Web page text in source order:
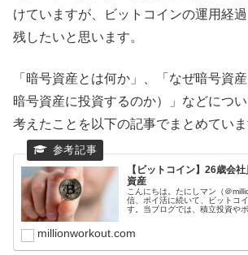
けていますが、ビットコインの運用経
残したいと思います。
「暗号資産とは何か」、「なぜ暗号資
暗号資産に投資するのか）」などにつ
考えたことを以下の記事でまとめていま
【ビットコイン】26歳会
資産
こんにちは。たにしマン（＠
信、ポイ活に続いて、ビットコ
す。当ブログでは、積立投資や
millionworkout.com